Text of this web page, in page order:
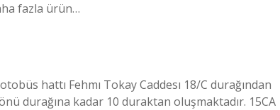
fazla ürün…
hattı Fehmı Tokay Caddesı 18/C durağından
durağına kadar 10 duraktan oluşmaktadır. 15CA